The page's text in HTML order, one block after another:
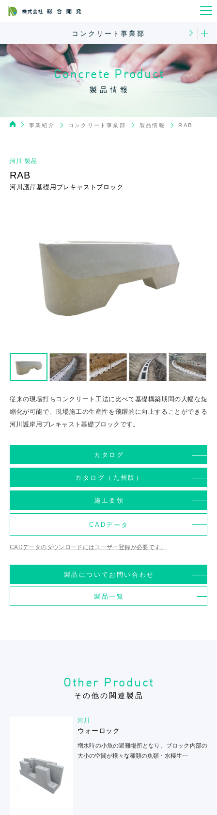
コンクリート事業部
Concrete Product
製品情報
事業紹介 コンクリート事業部 製品情報 RAB
河川 製品
RAB
河川護岸基礎用プレキャストブロック
従来の現場打ちコンクリート工法に比べて基礎構築期間の大幅な短
縮化が可能で、現場施工の生産性を飛躍的に向上することができる
河川護岸用プレキャスト基礎ブロックです。
カタログ
カタログ（九州版）
施工要領
CADデータ
CADデータのダウンロードにはユーザー登録が必要です。
製品についてお問い合わせ
製品一覧
Other Product
その他の関連製品
河川
ウォーロック
増水時の小魚の避難場所となり、ブロック内部の
大小の空間が様々な種類の魚類・水棲生…